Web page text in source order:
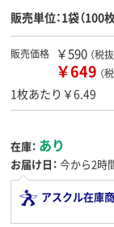
販売単位：1袋（100
販売価格 ￥590 （税
￥649 （
1枚あたり￥6.49
在庫： あり
お届け日： 今から2時
アスクル在庫